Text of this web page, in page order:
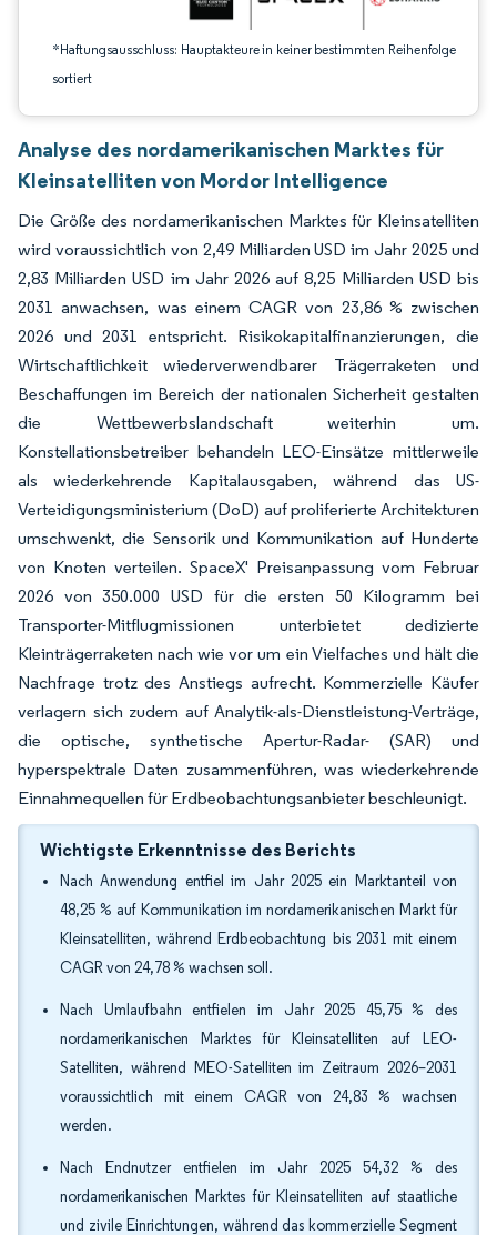
*Haftungsausschluss: Hauptakteure in keiner bestimmten Reihenfolge
sortiert
Analyse des nordamerikanischen Marktes für
Kleinsatelliten von Mordor Intelligence
Die Größe des nordamerikanischen Marktes für Kleinsatelliten
wird voraussichtlich von 2,49 Milliarden USD im Jahr 2025 und
2,83 Milliarden USD im Jahr 2026 auf 8,25 Milliarden USD bis
2031 anwachsen, was einem CAGR von 23,86 % zwischen
2026 und 2031 entspricht. Risikokapitalfinanzierungen, die
Wirtschaftlichkeit wiederverwendbarer Trägerraketen und
Beschaffungen im Bereich der nationalen Sicherheit gestalten
die Wettbewerbslandschaft weiterhin um.
Konstellationsbetreiber behandeln LEO-Einsätze mittlerweile
als wiederkehrende Kapitalausgaben, während das US-
Verteidigungsministerium (DoD) auf proliferierte Architekturen
umschwenkt, die Sensorik und Kommunikation auf Hunderte
von Knoten verteilen. SpaceX' Preisanpassung vom Februar
2026 von 350.000 USD für die ersten 50 Kilogramm bei
Transporter-Mitflugmissionen unterbietet dedizierte
Kleinträgerraketen nach wie vor um ein Vielfaches und hält die
Nachfrage trotz des Anstiegs aufrecht. Kommerzielle Käufer
verlagern sich zudem auf Analytik-als-Dienstleistung-Verträge,
die optische, synthetische Apertur-Radar- (SAR) und
hyperspektrale Daten zusammenführen, was wiederkehrende
Einnahmequellen für Erdbeobachtungsanbieter beschleunigt.
Wichtigste Erkenntnisse des Berichts
Nach Anwendung entfiel im Jahr 2025 ein Marktanteil von
48,25 % auf Kommunikation im nordamerikanischen Markt für
Kleinsatelliten, während Erdbeobachtung bis 2031 mit einem
CAGR von 24,78 % wachsen soll.
Nach Umlaufbahn entfielen im Jahr 2025 45,75 % des
nordamerikanischen Marktes für Kleinsatelliten auf LEO-
Satelliten, während MEO-Satelliten im Zeitraum 2026–2031
voraussichtlich mit einem CAGR von 24,83 % wachsen
werden.
Nach Endnutzer entfielen im Jahr 2025 54,32 % des
nordamerikanischen Marktes für Kleinsatelliten auf staatliche
und zivile Einrichtungen, während das kommerzielle Segment